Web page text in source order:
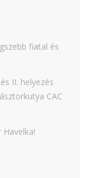
fiatal és
és II. helyezés
CAC